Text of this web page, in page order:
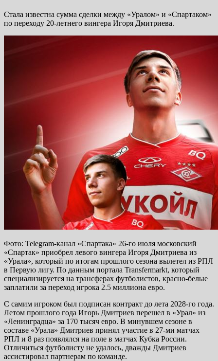
Стала известна сумма сделки между «Уралом» и «Спартаком»
по переходу 20-летнего вингера Игоря Дмитриева.
Фото: Telegram-канал «Спартака» 26-го июля московский
«Спартак» приобрел левого вингера Игоря Дмитриева из
«Урала», который по итогам прошлого сезона вылетел из РПЛ
в Первую лигу. По данным портала Transfermarkt, который
специализируется на трансферах футболистов, красно-белые
заплатили за переход игрока 2.5 миллиона евро.
С самим игроком был подписан контракт до лета 2028-го года.
Летом прошлого года Игорь Дмитриев перешел в «Урал» из
«Ленинградца» за 170 тысяч евро. В минувшем сезоне в
составе «Урала» Дмитриев принял участие в 27-ми матчах
РПЛ и 8 раз появлялся на поле в матчах Кубка России.
Отличиться футболисту не удалось, дважды Дмитриев
ассистировал партнерам по команде.